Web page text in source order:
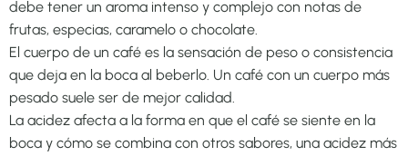
debe tener un aroma intenso y complejo con notas de
frutas, especias, caramelo o chocolate.
El cuerpo de un café es la sensación de peso o consistencia
que deja en la boca al beberlo. Un café con un cuerpo más
pesado suele ser de mejor calidad.
La acidez afecta a la forma en que el café se siente en la
boca y cómo se combina con otros sabores, una acidez más